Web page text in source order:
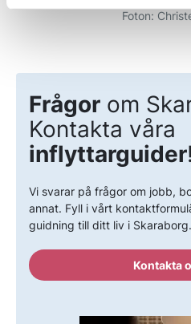
Foton:
Frågor om
Kontakta våra
inflyttarguider!
Vi svarar på frågor om jobb,
annat. Fyll i vårt
guidning till ditt liv i Skaraborg.
Kontakta